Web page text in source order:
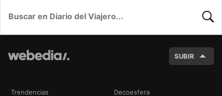
SUBIR
Trendencias Decoesfera